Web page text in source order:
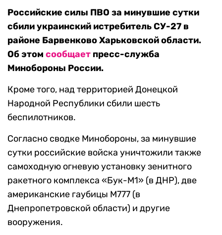
Российские силы ПВО за минувшие сутки
сбили украинский истребитель СУ-27 в
районе Барвенково Харьковской области.
Об этом сообщает пресс-служба
Минобороны России.
Кроме того, над территорией Донецкой
Народной Республики сбили шесть
беспилотников.
Согласно сводке Минобороны, за минувшие
сутки российские войска уничтожили также
самоходную огневую установку зенитного
ракетного комплекса «Бук-М1» (в ДНР), две
американские гаубицы М777 (в
Днепропетровской области) и другие
вооружения.